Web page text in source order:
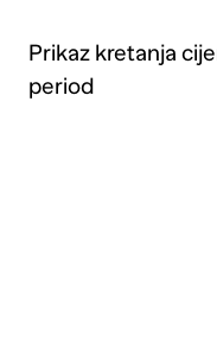
Prikaz kretanja
period